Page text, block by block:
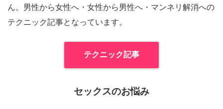
ん。男性から女性へ・女性から男性へ・マンネリ解消への
テクニック記事となっています。
テクニック記事
セックスのお悩み